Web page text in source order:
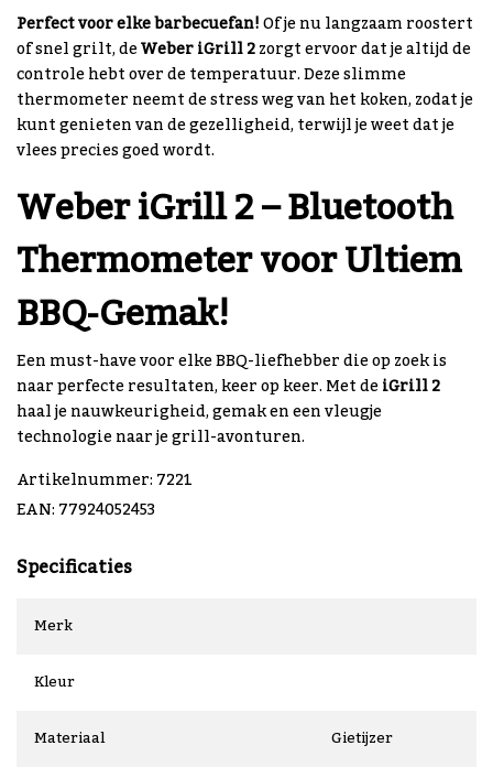
Perfect voor elke barbecuefan!Of je nu langzaam roostert
of snel grilt, deWeber iGrill 2zorgt ervoor dat je altijd de
controle hebt over de temperatuur. Deze slimme
thermometer neemt de stress weg van het koken, zodat je
kunt genieten van de gezelligheid, terwijl je weet dat je
vlees precies goed wordt.
Weber iGrill 2 – Bluetooth
Thermometer voor Ultiem
BBQ-Gemak!
Een must-have voor elke BBQ-liefhebber die op zoek is
naar perfecte resultaten, keer op keer. Met deiGrill 2
haal je nauwkeurigheid, gemak en een vleugje
technologie naar je grill-avonturen.
Artikelnummer: 7221
EAN: 77924052453
Specificaties
Merk
Kleur
Materiaal
Gietijzer